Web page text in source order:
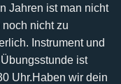
Jahren ist man nicht
noch nichtzu
Instrument und
ist
Uhr.Haben wir dein